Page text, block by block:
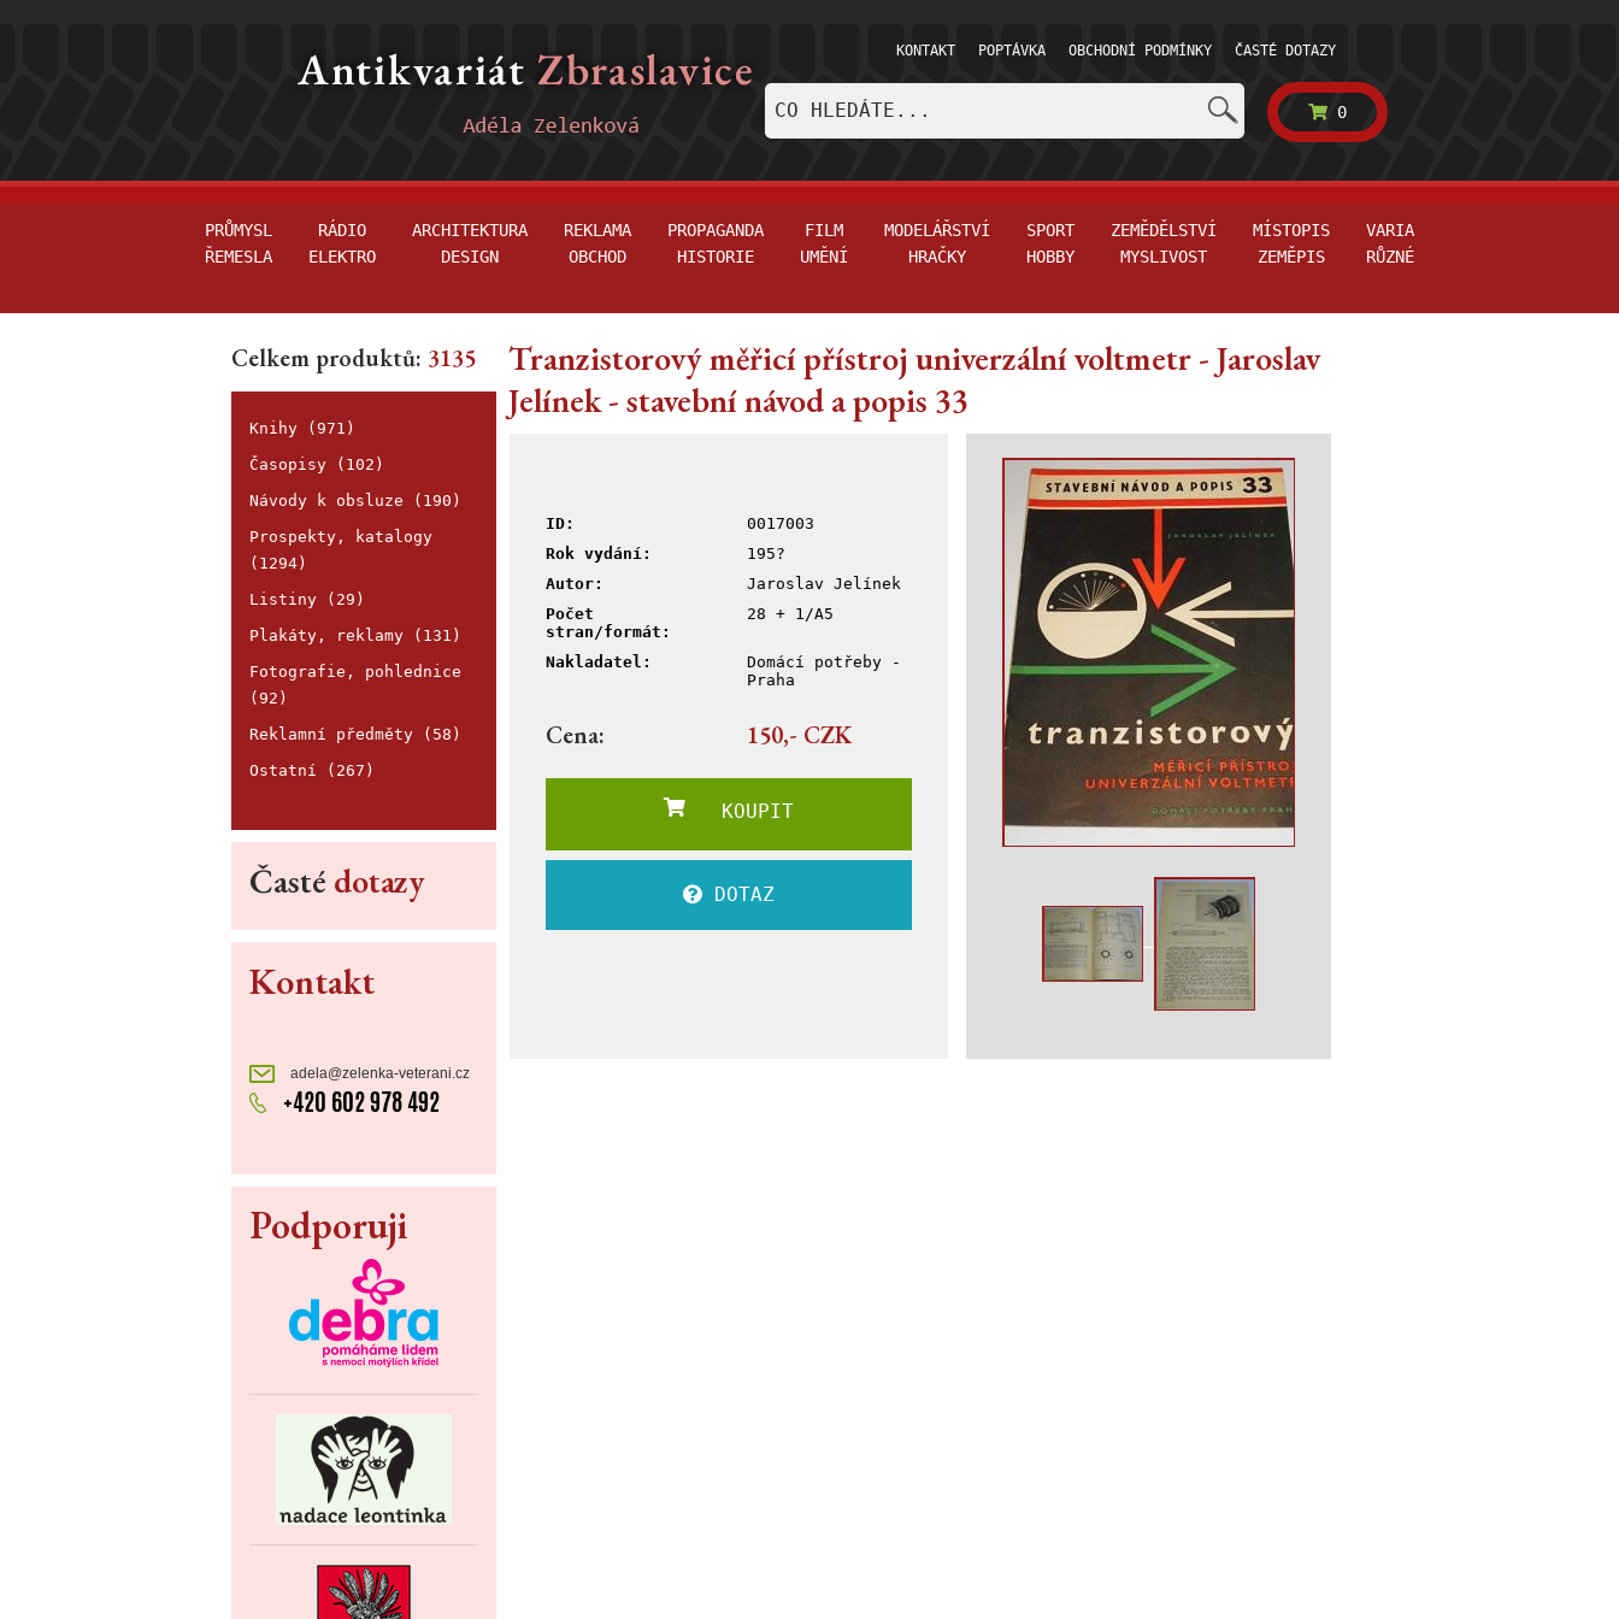
KONTAKT POPTÁVKA OBCHODNÍ PODMÍNKY ČASTÉ DOTAZY
0
PRŮMYSL
ŘEMESLA
RÁDIO
ELEKTRO
ARCHITEKTURA
DESIGN
REKLAMA
OBCHOD
PROPAGANDA
HISTORIE
FILM
UMĚNÍ
MODELÁŘSTVÍ
HRAČKY
SPORT
HOBBY
ZEMĚDĚLSTVÍ
MYSLIVOST
MÍSTOPIS
ZEMĚPIS
VARIA
RŮZNÉ
Celkem produktů: 3135
Knihy (971)
Časopisy (102)
Návody k obsluze (190)
Prospekty, katalogy
(1294)
Listiny (29)
Plakáty, reklamy (131)
Fotografie, pohlednice
(92)
Reklamní předměty (58)
Ostatní (267)
Časté dotazy
Kontakt
adela@zelenka-veterani.cz
+420 602 978 492
Podporuji
Tranzistorový měřicí přístroj univerzální voltmetr - Jaroslav
Jelínek - stavební návod a popis 33
ID:
0017003
Rok vydání:
195?
Autor:
Jaroslav Jelínek
Počet
stran/formát:
28 + 1/A5
Nakladatel:
Domácí potřeby -
Praha
Cena: 150,- CZK
KOUPIT
DOTAZ